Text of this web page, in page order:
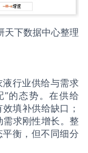
天下数据中心整理
行业供给与需求
的态势。在供给
填补供给缺口；
求刚性增长。整
衡，但不同细分